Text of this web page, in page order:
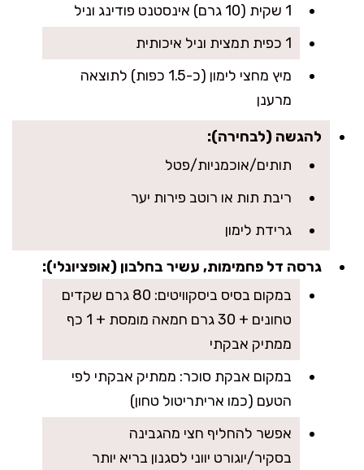
1 שקית (10 גרם) אינסטנט פודינג וניל
1 כפית תמצית וניל איכותית
מיץ מחצי לימון (כ-1.5 כפות) לתוצאה
מרענן
להגשה (לבחירה):
תותים/אוכמניות/פטל
ריבת תות או רוטב פירות יער
גרידת לימון
גרסה דל פחמימות, עשיר בחלבון (אופציונלי):
במקום בסיס ביסקוויטים: 80 גרם שקדים
טחונים + 30 גרם חמאה מומסת + 1 כף
ממתיק אבקתי
במקום אבקת סוכר: ממתיק אבקתי לפי
הטעם (כמו אריתריטול טחון)
אפשר להחליף חצי מהגבינה
בסקיר/יוגורט יווני לסגנון בריא יותר